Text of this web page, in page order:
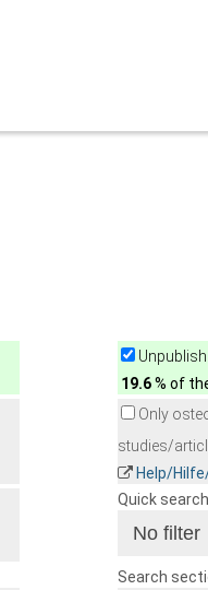
19.6% of
Only
studies/
Help/
Quick search
Search